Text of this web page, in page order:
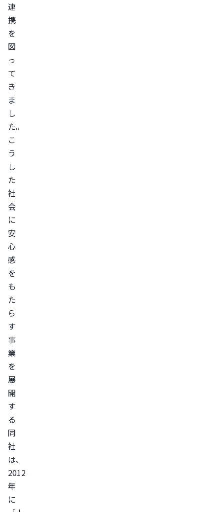
連
携
を
図
っ
て
き
ま
し
た。
こ
う
し
た
社
会
に
安
心
感
を
も
た
ら
す
事
業
を
展
開
す
る
同
社
は、
2012
年
に